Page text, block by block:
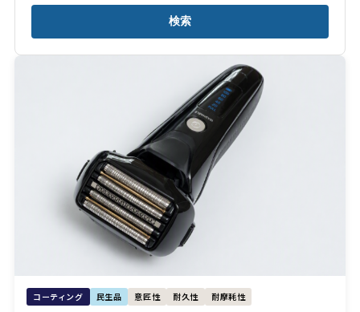
検索
コーティング 民生品 意匠性 耐久性 耐摩耗性